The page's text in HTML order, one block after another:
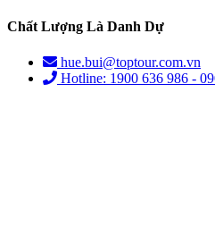
Chất Lượng Là Danh Dự
hue.bui@toptour.com.vn
Hotline: 1900 636 986 -